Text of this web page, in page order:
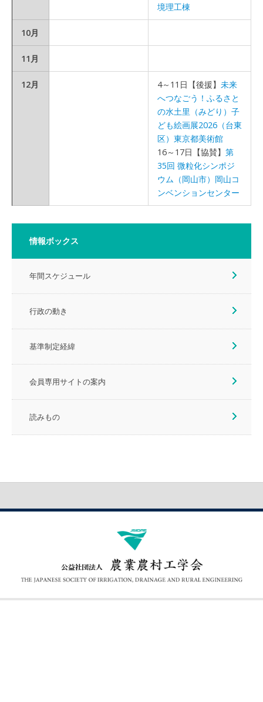
境理工棟
10月
11月
12月 4～11日【後援】 未来
へつなごう！ふるさと
の水土里（みどり）子
ども絵画展2026（台東
区）東京都美術館
16～17日【協賛】 第
35回 微粒化シンポジ
ウム（岡山市）岡山コ
ンベンションセンター
情報ボックス
年間スケジュール
行政の動き
基準制定経緯
会員専用サイトの案内
読みもの